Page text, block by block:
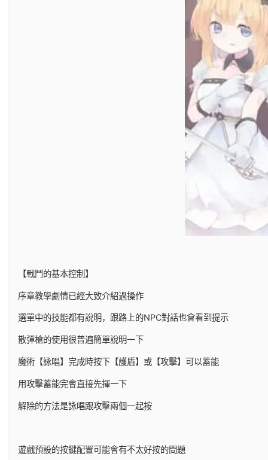
【戰鬥的基本控制】
序章教學劇情已經大致介紹過操作
選單中的技能都有說明，跟路上的NPC對話也會看到提示
散彈槍的使用很普遍簡單說明一下
魔術【詠唱】完成時按下【護盾】或【攻擊】可以蓄能
用攻擊蓄能完會直接先揮一下
解除的方法是詠唱跟攻擊兩個一起按
遊戲預設的按鍵配置可能會有不太好按的問題